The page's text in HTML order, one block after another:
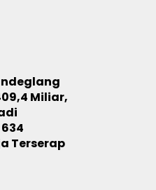
Miliar,
Terserap